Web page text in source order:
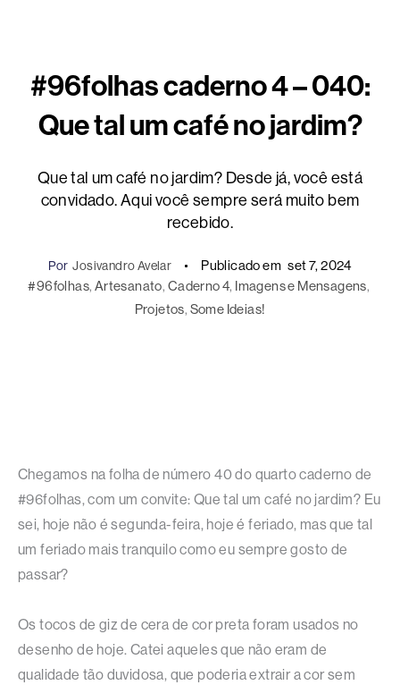
#96folhas caderno 4 – 040:
Que tal um café no jardim?
Que tal um café no jardim? Desde já, você está
convidado. Aqui você sempre será muito bem
recebido.
Por Josivandro Avelar Publicado em set 7, 2024
#96folhas, Artesanato, Caderno 4, Imagens e Mensagens
Projetos, Some Ideias!
Chegamos na folha de número 40 do quarto caderno de
#96folhas, com um convite: Que tal um café no jardim? Eu
sei, hoje não é segunda-feira, hoje é feriado, mas que tal
um feriado mais tranquilo como eu sempre gosto de
passar?
Os tocos de giz de cera de cor preta foram usados no
desenho de hoje. Catei aqueles que não eram de
qualidade tão duvidosa, que poderia extrair a cor sem